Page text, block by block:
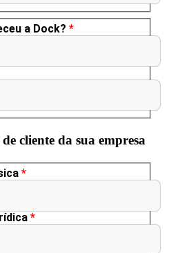
a Dock? *
cliente da sua empresa
*
*